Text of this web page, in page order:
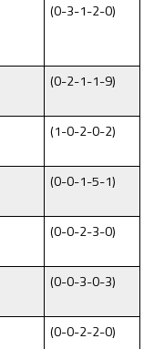
(0-3-1-2-0)
(0-2-1-1-9)
(1-0-2-0-2)
(0-0-1-5-1)
(0-0-2-3-0)
(0-0-3-0-3)
(0-0-2-2-0)